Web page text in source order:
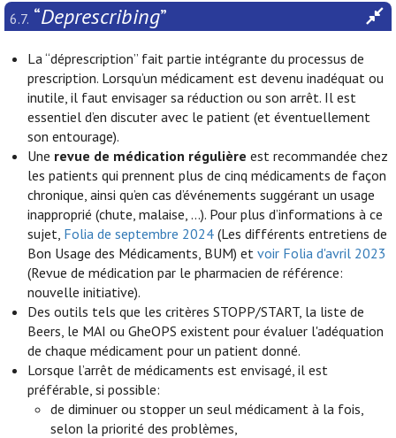
6.7. “Deprescribing”
La “déprescription” fait partie intégrante du processus de
prescription. Lorsqu’un médicament est devenu inadéquat ou
inutile, il faut envisager sa réduction ou son arrêt. Il est
essentiel d’en discuter avec le patient (et éventuellement
son entourage).
Une revue de médication régulière est recommandée chez
les patients qui prennent plus de cinq médicaments de façon
chronique, ainsi qu’en cas d’événements suggérant un usage
inapproprié (chute, malaise, …). Pour plus d’informations à ce
sujet, Folia de septembre 2024 (Les différents entretiens de
Bon Usage des Médicaments, BUM) etvoir Folia d'avril 2023
(Revue de médication par le pharmacien de référence:
nouvelle initiative).
Des outils tels que les critères STOPP/START, la liste de
Beers, le MAI ou GheOPS existent pour évaluer l'adéquation
de chaque médicament pour un patient donné.
Lorsque l’arrêt de médicaments est envisagé, il est
préférable, si possible:
de diminuer ou stopper un seul médicament à la fois,
selon la priorité des problèmes,